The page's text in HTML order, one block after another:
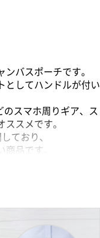
バスポーチです。
としてハンドルが付い
スマホ周りギア、ス
スメです。
ており、
商品です。
イテムとなっており、